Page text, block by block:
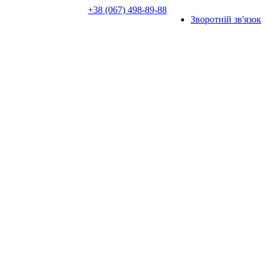
+38 (067) 498-89-88
Зворотній зв'язок